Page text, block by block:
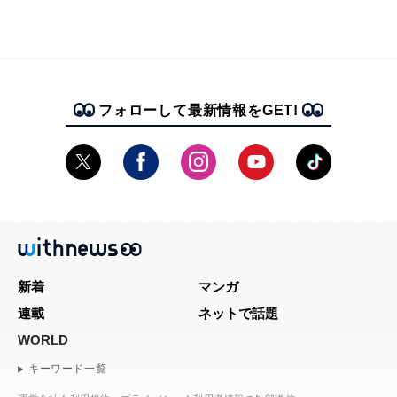
フォローして最新情報をGET!
新着
マンガ
連載
ネットで話題
WORLD
キーワード一覧